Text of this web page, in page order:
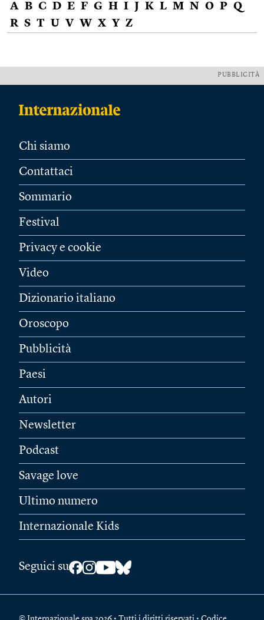
A B C D E F G H I J K L M N O P Q
R S T U V W X Y Z
PUBBLICITÀ
Chi siamo
Contattaci
Sommario
Festival
Privacy e cookie
Video
Dizionario italiano
Oroscopo
Pubblicità
Paesi
Autori
Newsletter
Podcast
Savage love
Ultimo numero
Internazionale Kids
Seguici su